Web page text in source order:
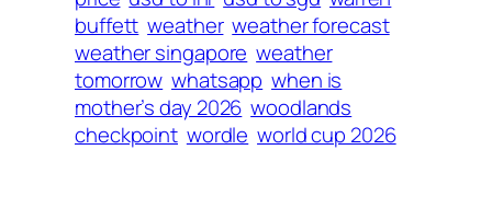
buffett weather weather forecast
weather singapore weather
tomorrow whatsapp when is
mother’s day 2026 woodlands
checkpoint wordle world cup 2026